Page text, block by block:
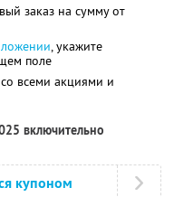
заказ на сумму от
, укажите
поле
всеми акциями и
включительно
купоном